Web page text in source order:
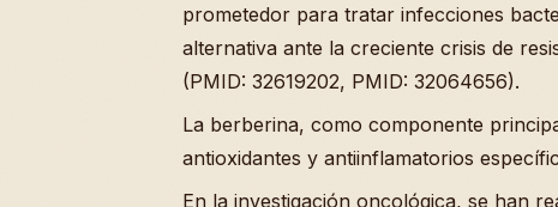
prometedor para tratar infecciones
alternativa ante la creciente crisis de
(PMID: 32619202, PMID: 32064656).
La berberina, como componente
antioxidantes y antiinflamatorios
En la investigación oncológica, se han